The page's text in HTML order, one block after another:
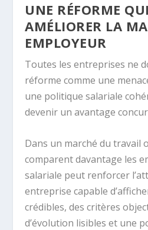
UNE RÉFORME
AMÉLIORER LA
EMPLOYEUR
Toutes les entreprises ne
réforme comme une
une politique salariale
devenir un avantage
Dans un marché du travail
comparent davantage les
salariale peut renforcer
entreprise capable
crédibles, des critères
d’évolution lisibles et une